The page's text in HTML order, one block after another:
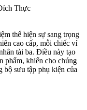
Thực
thể hiện sự sang trọng
cao cấp, mỗi chiếc ví
tài ba. Điều này tạo
phẩm, khiến cho chúng
bộ sưu tập phụ kiện của